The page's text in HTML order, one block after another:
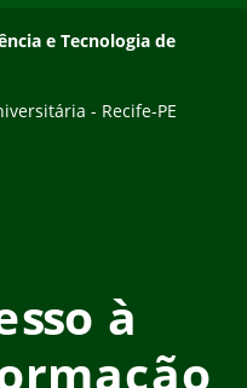
e Tecnologia de
- Recife-PE